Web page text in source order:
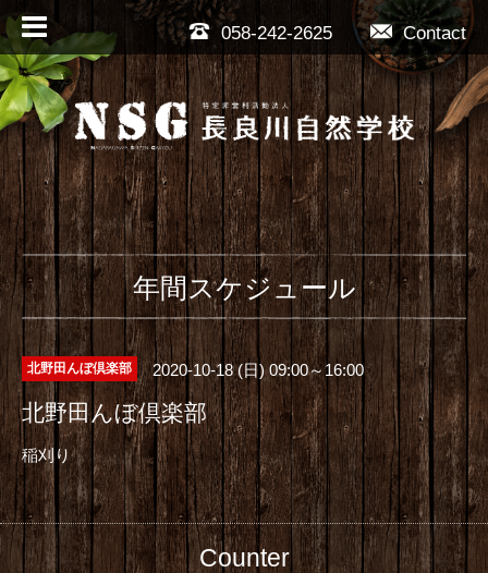
Contact
058-242-2625
年間スケジュール
北野田んぼ倶楽部 2020-10-18 (日) 09:00～16:00
北野田んぼ倶楽部
稲刈り
Counter